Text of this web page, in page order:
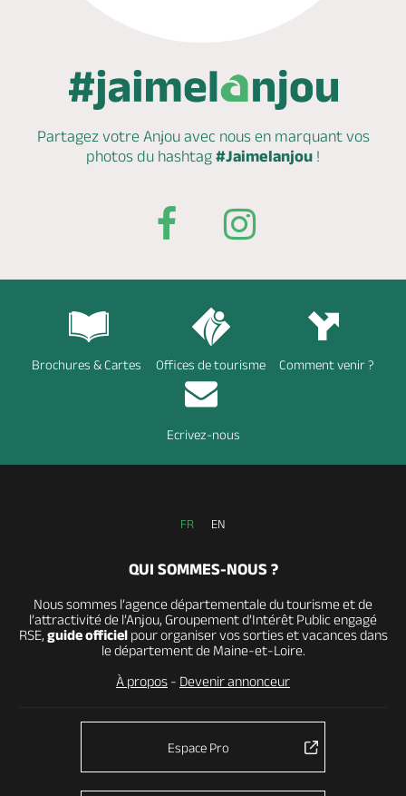
Partagez votre Anjou avec nous en marquantvos
photos du hashtag #Jaimelanjou !
Brochures & Cartes Offices de tourisme Comment venir ?
Ecrivez-nous
FR EN
QUI SOMMES-NOUS ?
Nous sommes l’agence départementale du tourisme et de
l’attractivité de l’Anjou, Groupement d’Intérêt Public engagé
RSE, guide officielpour organiser vos sorties et vacances dans
le département de Maine-et-Loire.
À propos - Devenir annonceur
Espace Pro